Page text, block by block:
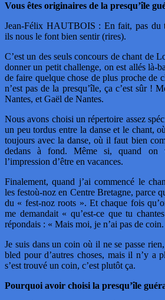
Vous êtes originaires de la presqu’île
Jean-Félix HAUTBOIS : En fait, pas du
ils nous le font bien sentir (rires).
C’est un des seuls concours de chant de
donner un petit challenge, on est allés là-
de faire quelque chose de plus proche de
n’est pas de la presqu’île, ça c’est sûr !
Nantes, et Gaël de Nantes.
Nous avons choisi un répertoire assez
un peu tordus entre la danse et le chant,
toujours avec la danse, où il faut bien
dedans à fond. Même si, quand on
l’impression d’être en vacances.
Finalement, quand j’ai commencé le
les festoù-noz en Centre Bretagne, parce
du « fest-noz roots ». Et chaque fois
me demandait « qu’est-ce que tu
répondais : « Mais moi, je n’ai pas de
Je suis dans un coin où il ne se passe
bled pour d’autres choses, mais il n’y a
s’est trouvé un coin, c’est plutôt ça.
Pourquoi avoir choisi la presqu’île